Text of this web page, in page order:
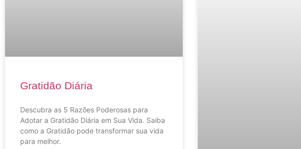
Gratidão Diária
Descubra as 5 Razões Poderosas para
Adotar a Gratidão Diária em Sua Vida. Saiba
como a Gratidão pode transformar sua vida
para melhor.